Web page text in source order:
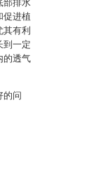
部排水
促进植
有利
到一定
的透气
的问